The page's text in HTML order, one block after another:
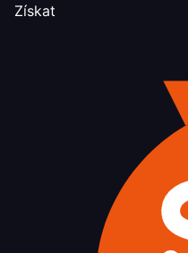
Získat